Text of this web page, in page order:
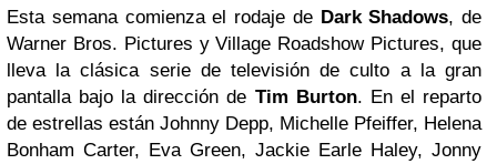
Esta semana comienza el rodaje de Dark Shadows, de
Warner Bros. Pictures y Village Roadshow Pictures, que
lleva la clásica serie de televisión de culto a la gran
pantalla bajo la dirección de Tim Burton. En el reparto
de estrellas están Johnny Depp, Michelle Pfeiffer, Helena
Bonham Carter, Eva Green, Jackie Earle Haley, Jonny